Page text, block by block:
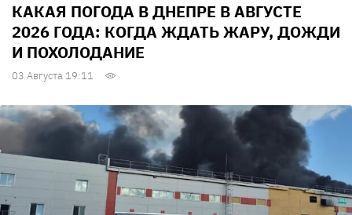
КАКАЯ ПОГОДА В ДНЕПРЕ В АВГУСТЕ
2026 ГОДА: КОГДА ЖДАТЬ ЖАРУ, ДОЖДИ
И ПОХОЛОДАНИЕ
03 Августа 19:11